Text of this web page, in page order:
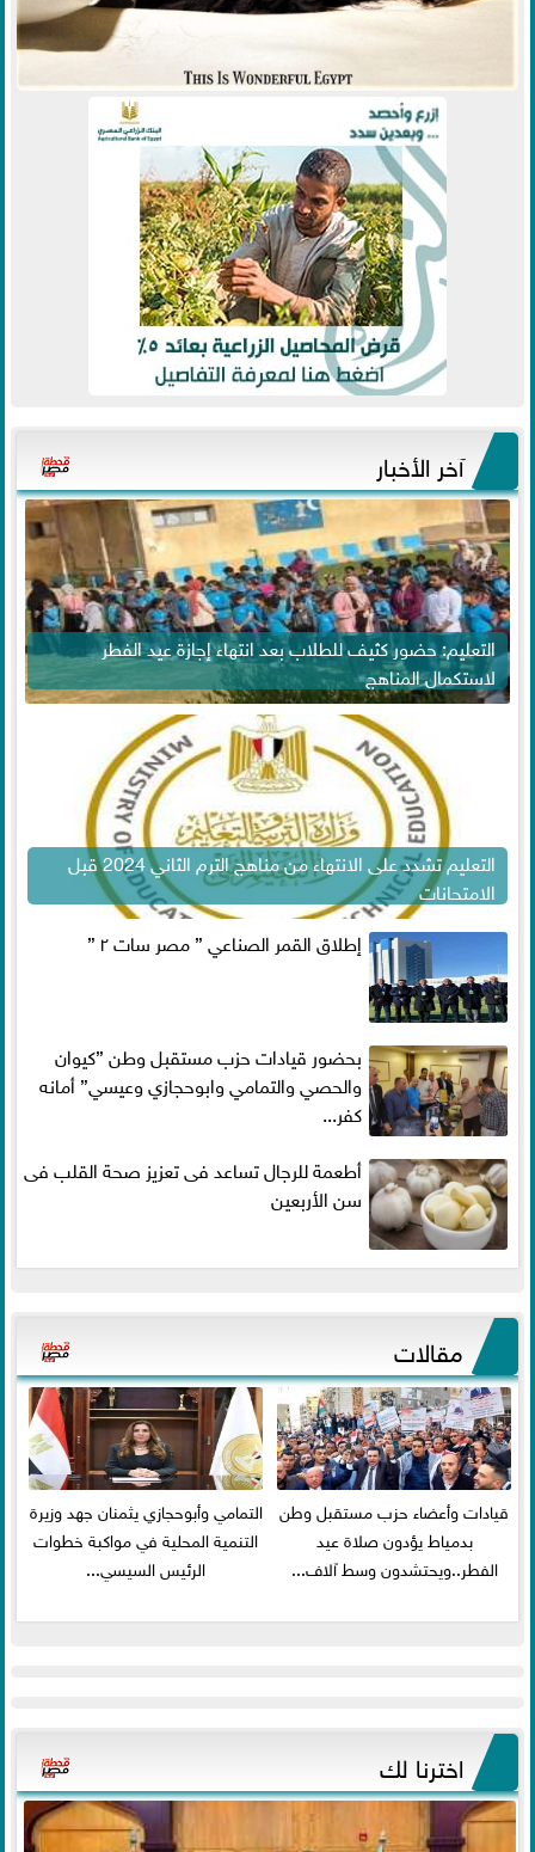
آخر الأخبار
التعليم: حضور كثيف للطلاب بعد انتهاء إجازة عيد الفطر
لاستكمال المناهج
التعليم تشدد على الانتهاء من مناهج الترم الثاني 2024 قبل
الامتحانات
إطلاق القمر الصناعي ” مصر سات ٢ ”
بحضور قيادات حزب مستقبل وطن ”كيوان
والحصي والتمامي وابوحجازي وعيسي” أمانه
كفر...
أطعمة للرجال تساعد فى تعزيز صحة القلب فى
سن الأربعين
مقالات
قيادات وأعضاء حزب مستقبل وطن
بدمياط يؤدون صلاة عيد
الفطر..ويحتشدون وسط آلاف...
التمامي وأبوحجازي يثمنان جهد وزيرة
التنمية المحلية في مواكبة خطوات
الرئيس السيسي...
اخترنا لك